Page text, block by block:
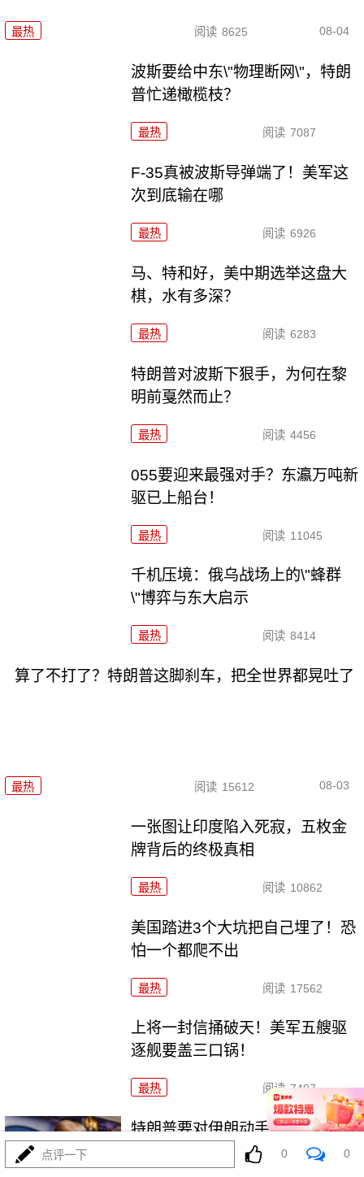
最热 阅读 8625 08-04
波斯要给中东\"物理断网\"，特朗
普忙递橄榄枝？
最热 阅读 7087
F-35真被波斯导弹端了！美军这
次到底输在哪
最热 阅读 6926
马、特和好，美中期选举这盘大
棋，水有多深？
最热 阅读 6283
特朗普对波斯下狠手，为何在黎
明前戛然而止？
最热 阅读 4456
055要迎来最强对手？东瀛万吨新
驱已上船台！
最热 阅读 11045
千机压境：俄乌战场上的\"蜂群
\"博弈与东大启示
最热 阅读 8414
算了不打了？特朗普这脚刹车，把全世界都晃吐了
最热 阅读 15612 08-03
一张图让印度陷入死寂，五枚金
牌背后的终极真相
最热 阅读 10862
美国踏进3个大坑把自己埋了！恐
怕一个都爬不出
最热 阅读 17562
上将一封信捅破天！美军五艘驱
逐舰要盖三口锅！
最热 阅读 7497
特朗普要对伊朗动手？最狠的还
没来，最骚的来了
点评一下 0 0